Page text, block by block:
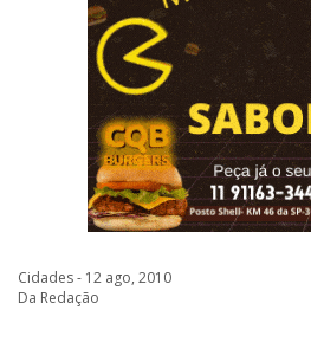
Cidades - 12 ago, 2010
Da Redação